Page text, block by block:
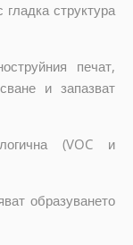
структура
печат,
и запазват
(VOC и
образуването